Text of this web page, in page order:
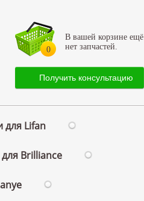
0
В вашей корзине ещё
нет запчастей.
Получить консультацию
для Lifan
Brilliance